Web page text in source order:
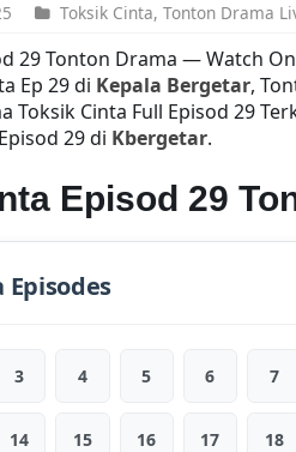
Toksik Cinta, Tonton Drama
29 Tonton Drama — Watch
Ep 29 di Kepala Bergetar,
Toksik Cinta Full Episod 29
29 di Kbergetar.
Episod 29
Episodes
3 4 5 6 7
14 15 16 17 18